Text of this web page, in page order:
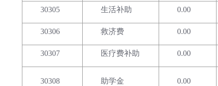
30305 生活补助 0.00
30306 救济费 0.00
30307 医疗费补助 0.00
30308 助学金 0.00